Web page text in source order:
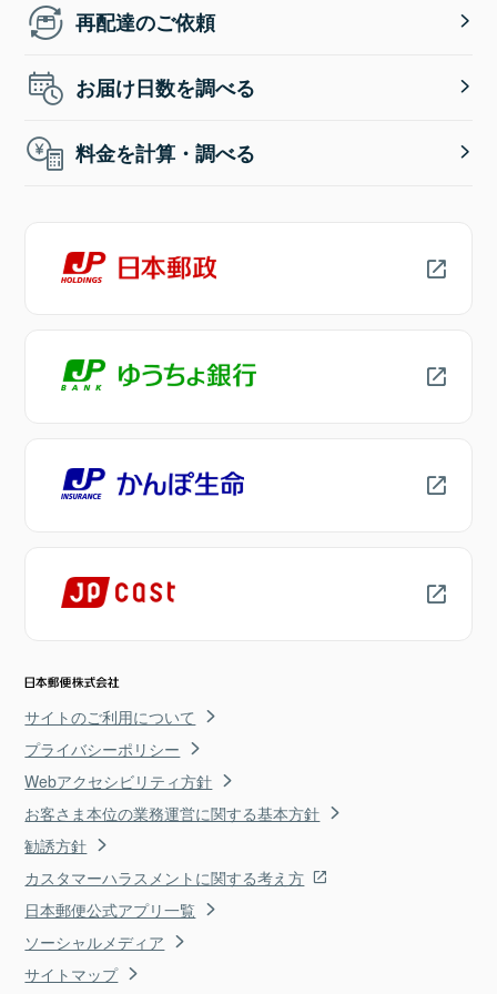
再配達のご依頼
お届け日数を調べる
料金を計算・調べる
サイトのご利用について
プライバシーポリシー
Webアクセシビリティ方針
お客さま本位の業務運営に関する基本方針
勧誘方針
カスタマーハラスメントに関する考え方
日本郵便公式アプリ一覧
ソーシャルメディア
サイトマップ